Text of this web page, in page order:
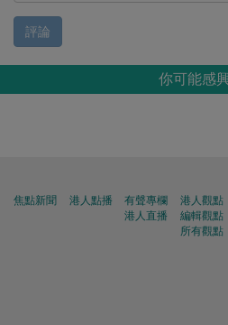
評論
你可能感
焦點新聞 港人點播
有聲專欄
港人直播
港人觀點
編輯觀點
所有觀點